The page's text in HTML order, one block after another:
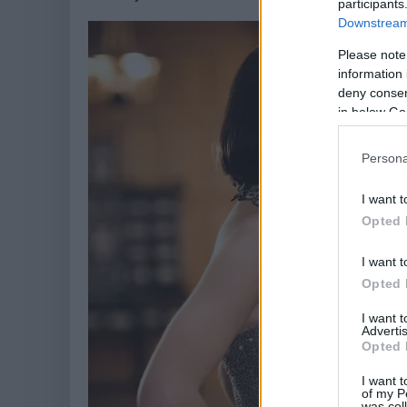
Please
information
deny
in below
I want
Opted
I want
Opted
I want
Opted
I want
of my